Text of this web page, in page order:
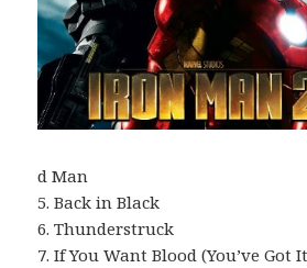
d Man
5. Back in Black
6. Thunderstruck
7. If You Want Blood (You’ve Got